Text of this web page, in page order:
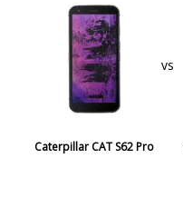
Caterpillar CAT S62 Pro
vs